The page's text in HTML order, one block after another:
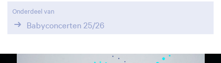
Onderdeel van
Babyconcerten 25/26